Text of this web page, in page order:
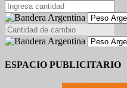
ESPACIO PUBLICITARIO